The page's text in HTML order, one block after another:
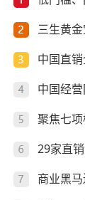
三生黄
中国直
中国经
聚焦七
29家直
商业黑